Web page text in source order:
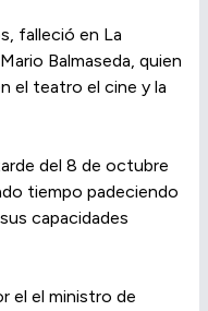
falleció en La
Balmaseda, quien
el teatro el cine y la
del 8 de octubre
tiempo padeciendo
capacidades
el el ministro de